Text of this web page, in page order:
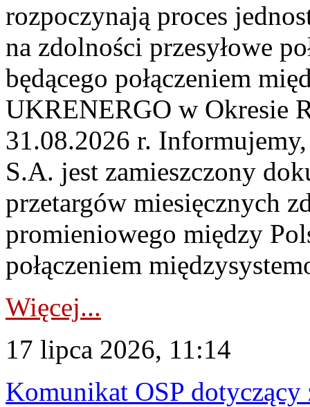
rozpoczynają proces
na zdolności przesyłowe
będącego połączeniem
UKRENERGO w Okresie
31.08.2026 r.
S.A. jest zamieszczony
przetargów miesięcznych
promieniowego między
połączeniem
Więcej...
17 lipca 2026, 11:14
Komunikat OSP dotyczący